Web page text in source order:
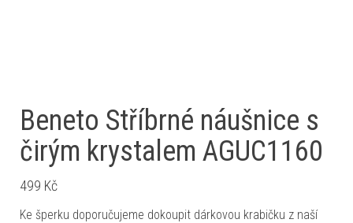
Beneto Stříbrné náušnice s
čirým krystalem AGUC1160
499 Kč
Ke šperku doporučujeme dokoupit dárkovou krabičku z naší